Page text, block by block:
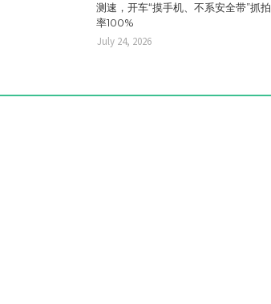
测速，开车“摸手机、不系安全带”抓拍
率100%
July 24, 2026